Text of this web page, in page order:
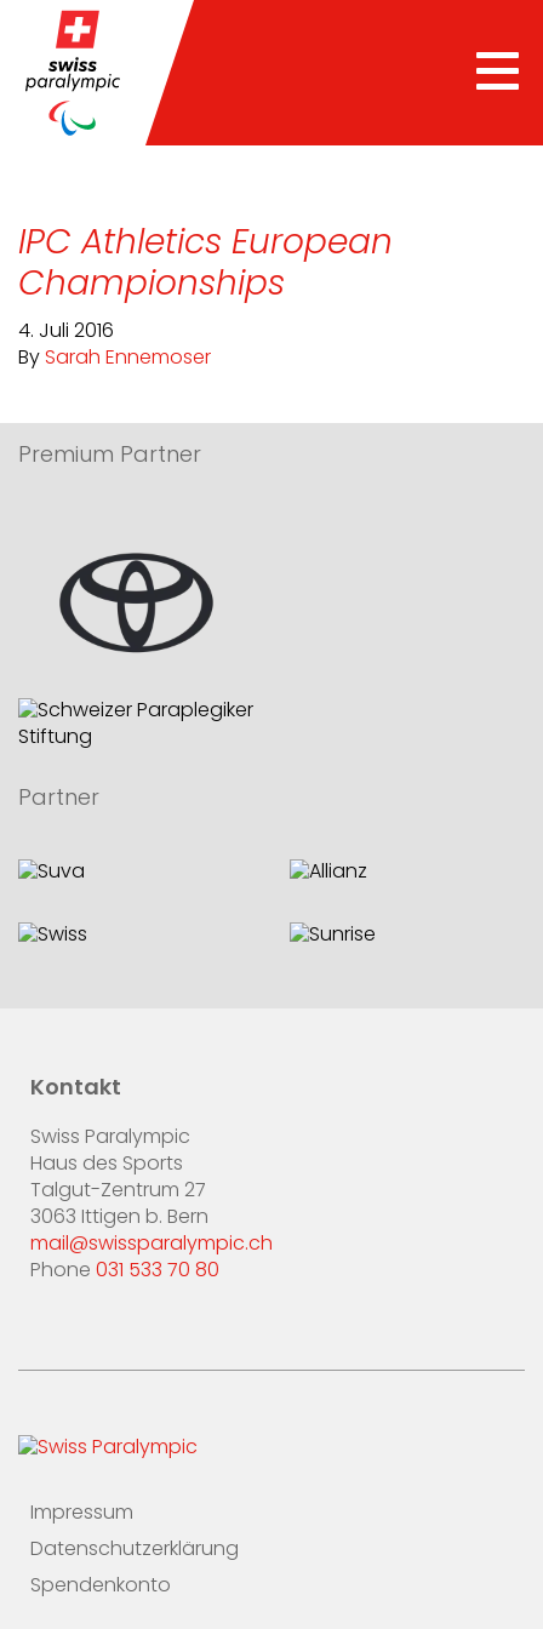
IPC Athletics European
Championships
4. Juli 2016
By Sarah Ennemoser
Premium Partner
Partner
Kontakt
Swiss Paralympic
Haus des Sports
Talgut-Zentrum 27
3063 Ittigen b. Bern
mail@swissparalympic.ch
Phone 031 533 70 80
Impressum
Datenschutzerklärung
Spendenkonto